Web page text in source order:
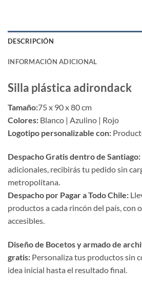
DESCRIPCIÓN
INFORMACIÓN ADICIONAL
Silla plástica adirondack
Tamaño:75 x 90 x 80 cm
Colores: Blanco | Azulino | Rojo
Logotipo personalizable con:
Despacho Gratis dentro de Santiago:
adicionales, recibirás tu pedido sin
metropolitana.
Despacho por Pagar a Todo Chile:
productos a cada rincón del país, con
accesibles.
Diseño de Bocetos y armado de
gratis: Personaliza tus productos sin
idea inicial hasta el resultado final.